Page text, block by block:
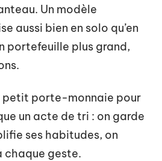
Un modèle
aussi bien en solo qu’en
portefeuille plus grand,
petit porte-monnaie pour
un acte de tri : on garde
ses habitudes, on
chaque geste.